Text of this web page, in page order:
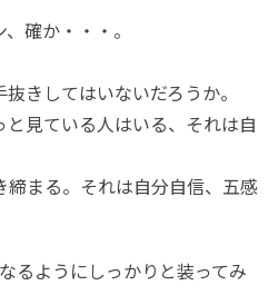
確か・・・。
きしてはいないだろうか。
見ている人はいる、それは自
締まる。それは自分自信、五感
るようにしっかりと装ってみ